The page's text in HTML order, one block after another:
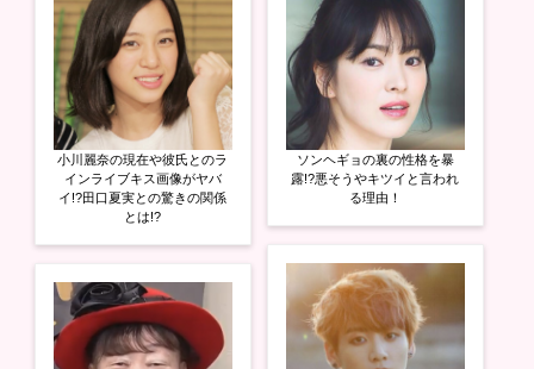
き
ま
す
)
小川麗奈の現在や彼氏とのラ
インライブキス画像がヤバ
イ!?田口夏実との驚きの関係
とは!?
ソンヘギョの裏の性格を暴
露!?悪そうやキツイと言われ
る理由！